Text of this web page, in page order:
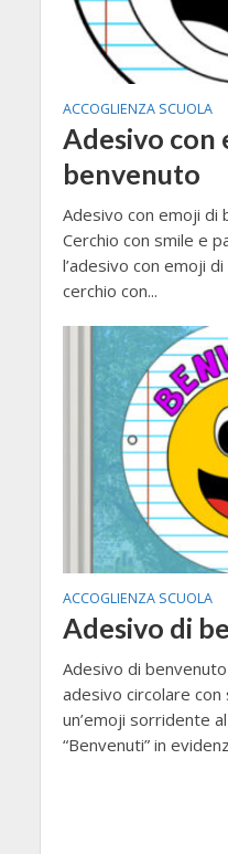
ACCOGLIENZA SCUOLA
Adesivo con
benvenuto
Adesivo con emoji di
Cerchio con smile e
l’adesivo con emoji
cerchio con...
ACCOGLIENZA SCUOLA
Adesivo di
Adesivo di
adesivo circolare
un’emoji sorridente
“Benvenuti” in